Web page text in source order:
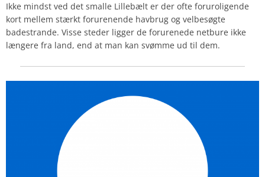
Ikke mindst ved det smalle Lillebælt er der ofte foruroligende
kort mellem stærkt forurenende havbrug og velbesøgte
badestrande. Visse steder ligger de forurenede netbure ikke
længere fra land, end at man kan svømme ud til dem.